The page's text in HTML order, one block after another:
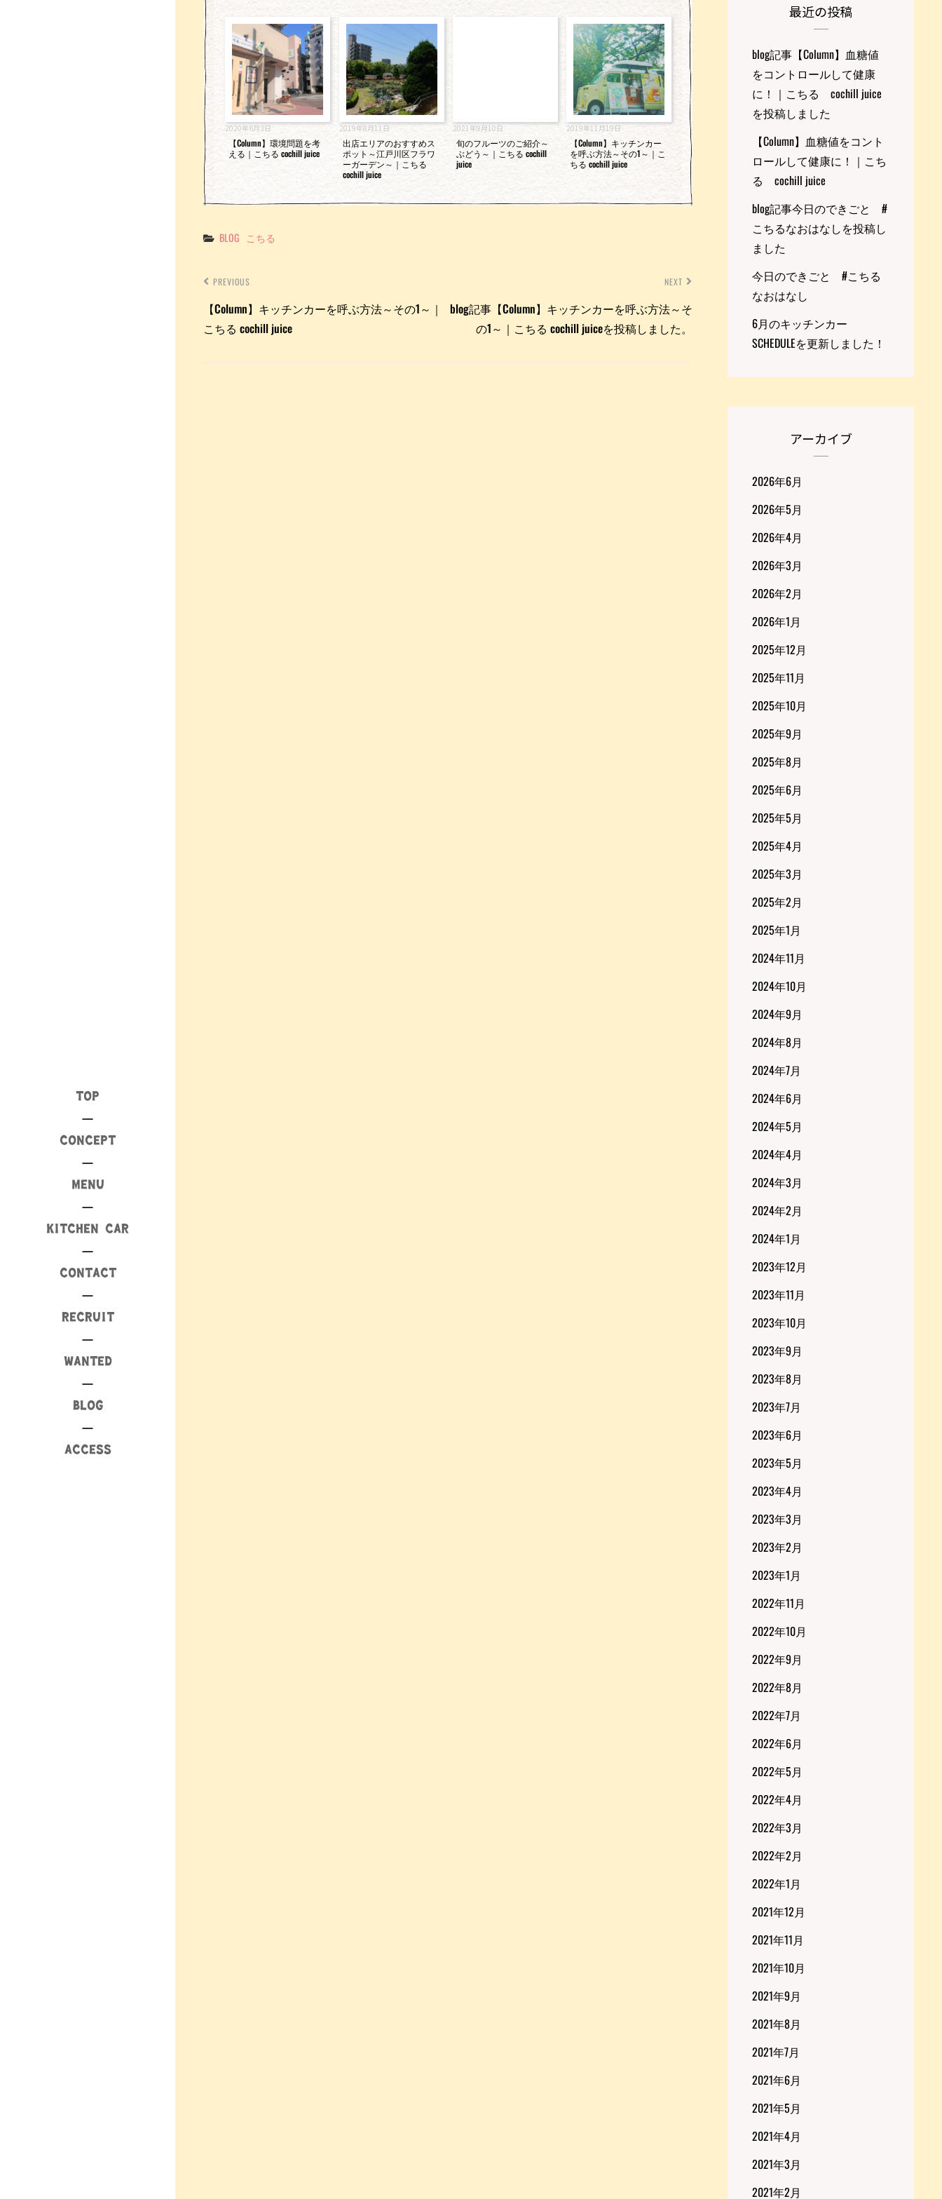
TOP
CONCEPT
MENU
KITCHEN CAR
CONTACT
RECRUIT
WANTED
BLOG
ACCESS
2020年6月3日
【Column】環境問題を考
える｜こちる cochill juice
2019年8月11日
出店エリアのおすすめス
ポット～江戸川区フラワ
ーガーデン～｜こちる
cochill juice
2021年9月10日
旬のフルーツのご紹介～
ぶどう～｜こちる cochill
juice
2019年11月19日
【Column】キッチンカー
を呼ぶ方法～その1～｜こ
ちる cochill juice
Categories
BLOG こちる
PREVIOUS
【Column】キッチンカーを呼ぶ方法～その1～｜
こちる cochill juice
NEXT
blog記事【Column】キッチンカーを呼ぶ方法～そ
の1～｜こちる cochill juiceを投稿しました。
最近の投稿
blog記事【Column】血糖値
をコントロールして健康
に！｜こちる cochill juice
を投稿しました
【Column】血糖値をコント
ロールして健康に！｜こち
る cochill juice
blog記事今日のできごと #
こちるなおはなしを投稿し
ました
今日のできごと #こちる
なおはなし
6月のキッチンカー
SCHEDULEを更新しました！
アーカイブ
2026年6月
2026年5月
2026年4月
2026年3月
2026年2月
2026年1月
2025年12月
2025年11月
2025年10月
2025年9月
2025年8月
2025年6月
2025年5月
2025年4月
2025年3月
2025年2月
2025年1月
2024年11月
2024年10月
2024年9月
2024年8月
2024年7月
2024年6月
2024年5月
2024年4月
2024年3月
2024年2月
2024年1月
2023年12月
2023年11月
2023年10月
2023年9月
2023年8月
2023年7月
2023年6月
2023年5月
2023年4月
2023年3月
2023年2月
2023年1月
2022年11月
2022年10月
2022年9月
2022年8月
2022年7月
2022年6月
2022年5月
2022年4月
2022年3月
2022年2月
2022年1月
2021年12月
2021年11月
2021年10月
2021年9月
2021年8月
2021年7月
2021年6月
2021年5月
2021年4月
2021年3月
2021年2月